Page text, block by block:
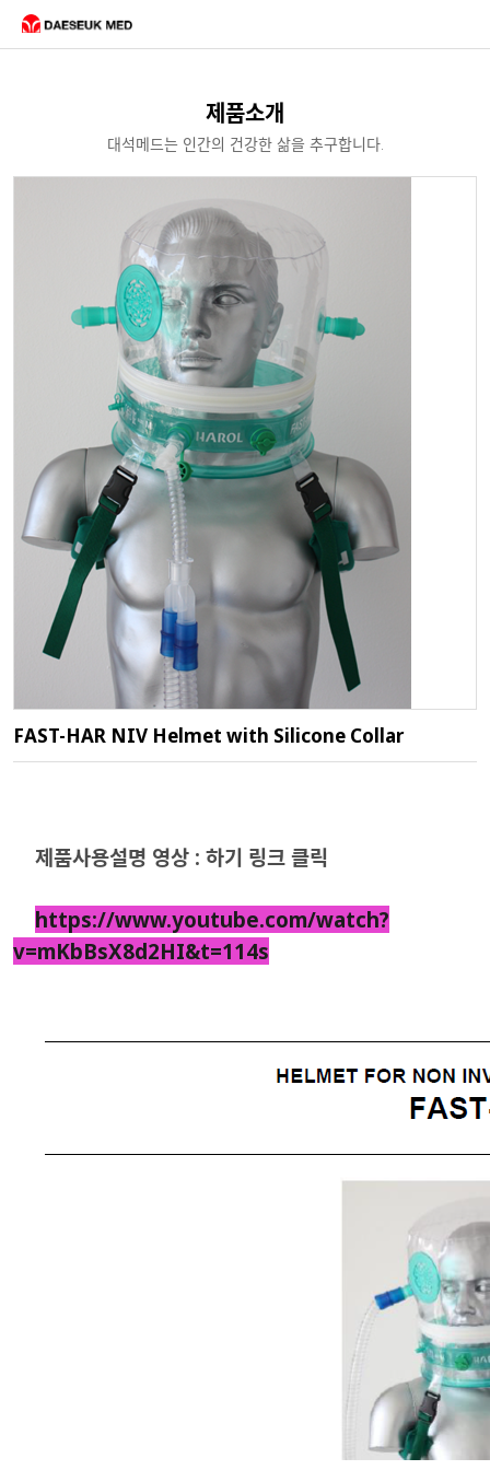
제품소개
대석메드는 인간의 건강한 삶을 추구합니다.
FAST-HAR NIV Helmet with Silicone Collar
제품사용설명 영상 : 하기 링크 클릭
https://www.youtube.com/watch?
v=mKbBsX8d2HI&t=114s